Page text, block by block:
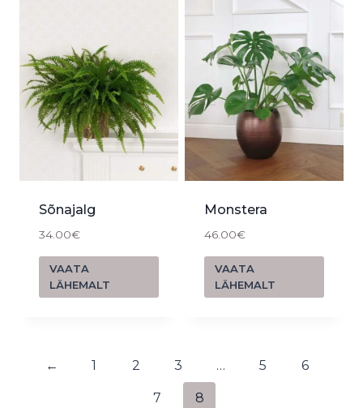
Sõnajalg
34.00€
VAATA
LÄHEMALT
Monstera
46.00€
VAATA
LÄHEMALT
← 1 2 3 … 5 6
7 8